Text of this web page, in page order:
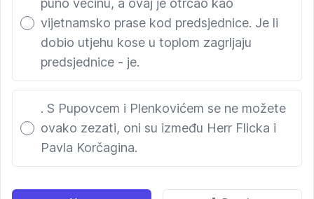
puno većinu, a ovaj je otrčao kao
vijetnamsko prase kod predsjednice. Je li
dobio utjehu kose u toplom zagrljaju
predsjednice - je.
. S Pupovcem i Plenkovićem se ne možete
ovako zezati, oni su između Herr Flicka i
Pavla Korčagina.